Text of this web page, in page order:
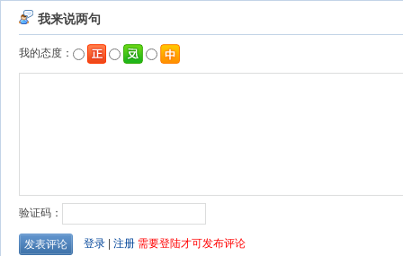
我来说两句
我的态度：
验证码：
登录 注册 需要登陆才可发布评论